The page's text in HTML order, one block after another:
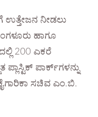
ಉತ್ತೇಜನ ನೀಡಲು
ಹಾಗೂ
200 ಎಕರೆ
ಪಾರ್ಕ್‌ಗಳನ್ನು
ಸಚಿವ ಎಂ.ಬಿ.